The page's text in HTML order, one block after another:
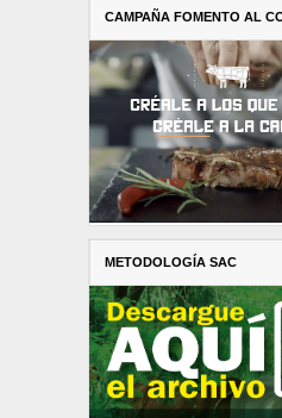
CAMPAÑA FOMENTO AL
METODOLOGÍA SAC